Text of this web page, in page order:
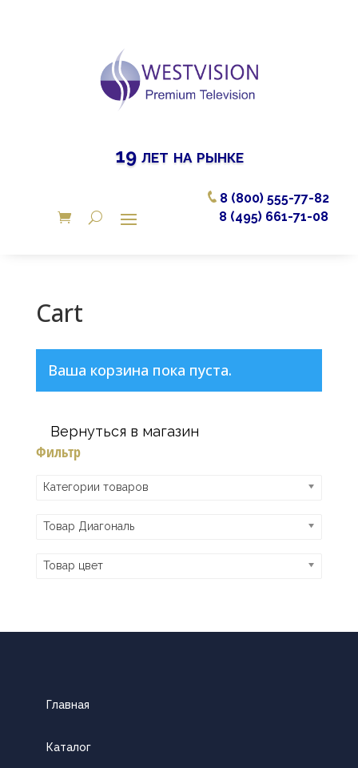
19 лет на рынке
8 (800) 555-77-82
8 (495) 661-71-08
Cart
Ваша корзина пока пуста.
Вернуться в магазин
Фильтр
Категории товаров
Товар Диагональ
Товар цвет
Главная
Каталог